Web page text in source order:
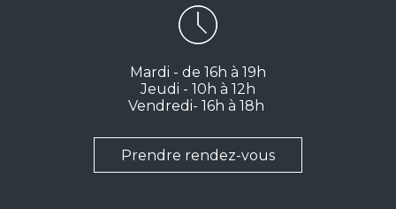
Mardi - de 16h à 19h
Jeudi - 10h à 12h
Vendredi- 16h à 18h
Prendre rendez-vous